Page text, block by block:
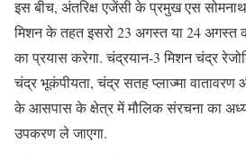
इस बीच, अंतरिक्ष एजेंसी के प्रमुख एस
मिशन के तहत इसरो 23 अगस्त या 24 अगस्त
का प्रयास करेगा. चंद्रयान-3 मिशन चंद्र
चंद्र भूकंपीयता, चंद्र सतह प्लाज्मा
के आसपास के क्षेत्र में मौलिक संरचना का
उपकरण ले जाएगा.